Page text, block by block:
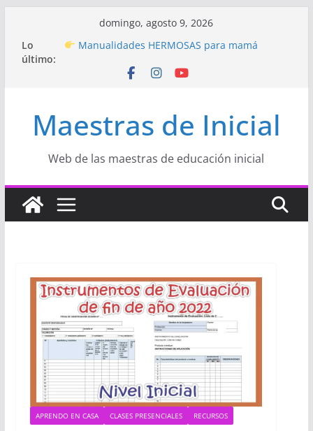
contenido
domingo, agosto 9, 2026
Lo
último:
Manualidades HERMOSAS para mamá
“Aprendemos Jugando: Talleres por la
de la Educación Inicial»
Proyecto de Aprendizaje
Un regalo para
Hermosos dibujos para MAMÁ: colorea con
Maestras de Inicial
Web de las maestras de educación inicial
APRENDO EN CASA CLASES PRESENCIALES RECURSOS